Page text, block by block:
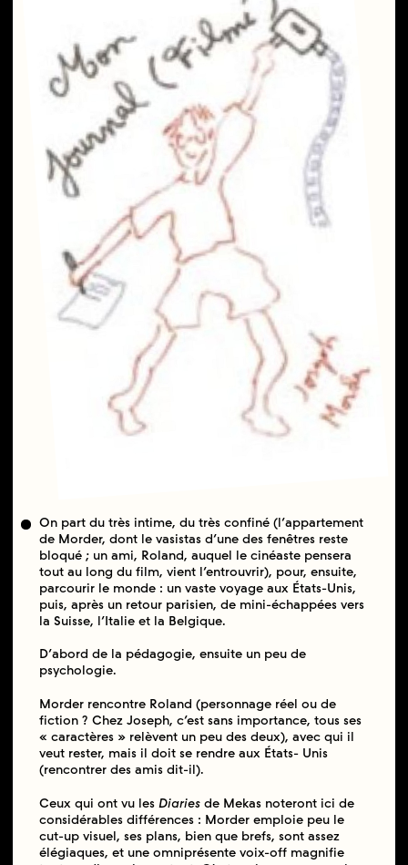
On part du très intime, du très confiné (l’appartement
de Morder, dont le vasistas d’une des fenêtres reste
bloqué ; un ami, Roland, auquel le cinéaste pensera
tout au long du film, vient l’entrouvrir), pour, ensuite,
parcourir le monde : un vaste voyage aux États-Unis,
puis, après un retour parisien, de mini-échappées vers
la Suisse, l’Italie et la Belgique.
D’abord de la pédagogie, ensuite un peu de
psychologie.
Morder rencontre Roland (personnage réel ou de
fiction ? Chez Joseph, c’est sans importance, tous ses
« caractères » relèvent un peu des deux), avec qui il
veut rester, mais il doit se rendre aux États- Unis
(rencontrer des amis dit-il).
Ceux qui ont vu les Diariesde Mekas noteront ici de
considérables différences : Morder emploie peu le
cut-up visuel, ses plans, bien que brefs, sont assez
élégiaques, et une omniprésente voix-off magnifie